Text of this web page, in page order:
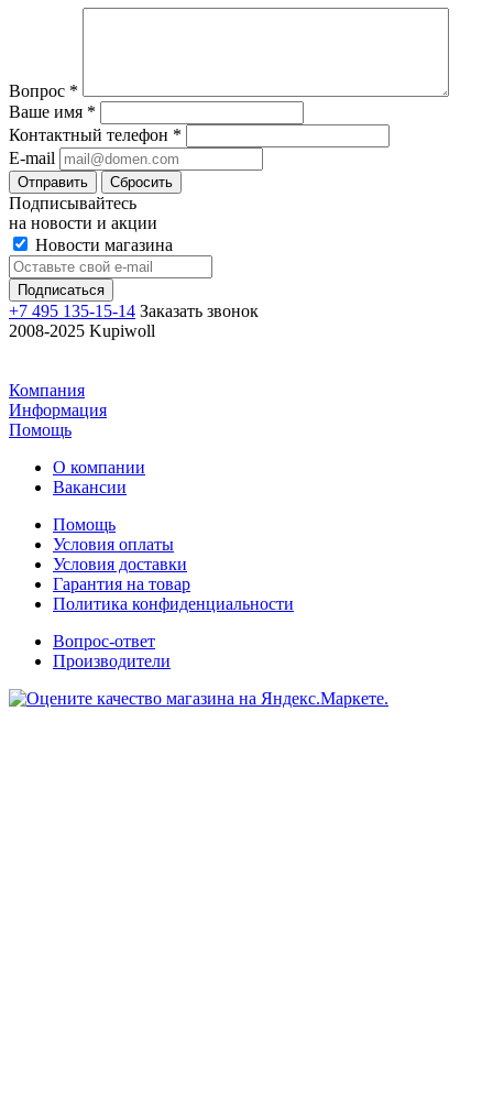
Вопрос *
Ваше имя *
Контактный телефон *
E-mail
Отправить Сбросить
Подписывайтесь
на новости и акции
Новости магазина
+7 495 135-15-14 Заказать звонок
2008-2025 Kupiwoll
Компания
Информация
Помощь
О компании
Вакансии
Помощь
Условия оплаты
Условия доставки
Гарантия на товар
Политика конфиденциальности
Вопрос-ответ
Производители